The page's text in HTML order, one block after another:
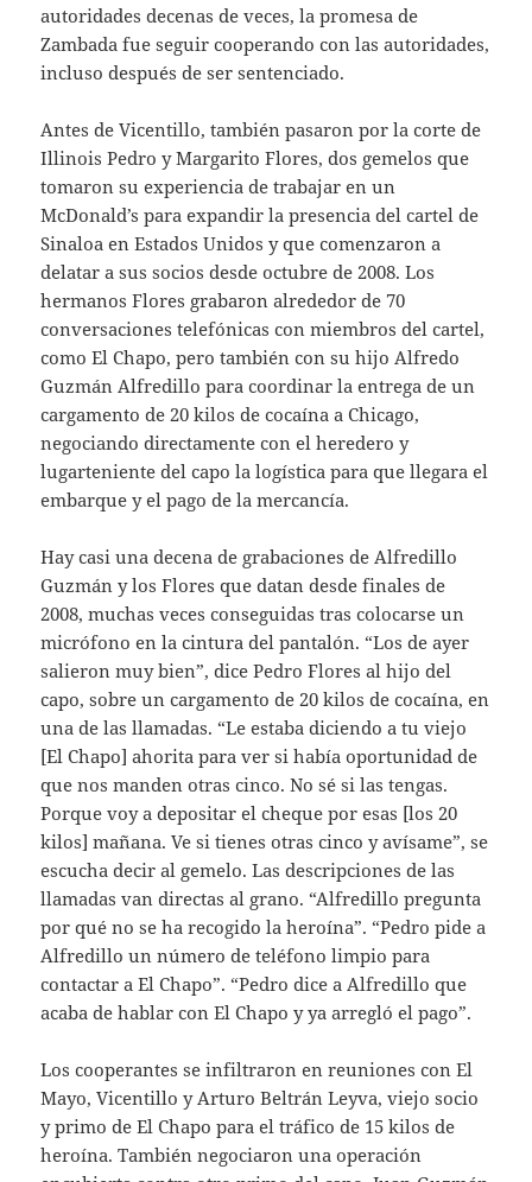
autoridades decenas de veces, la promesa de
Zambada fue seguir cooperando con las autoridades,
incluso después de ser sentenciado.
Antes de Vicentillo, también pasaron por la corte de
Illinois Pedro y Margarito Flores, dos gemelos que
tomaron su experiencia de trabajar en un
McDonald’s para expandir la presencia del cartel de
Sinaloa en Estados Unidos y que comenzaron a
delatar a sus socios desde octubre de 2008. Los
hermanos Flores grabaron alrededor de 70
conversaciones telefónicas con miembros del cartel,
como El Chapo, pero también con su hijo Alfredo
Guzmán Alfredillo para coordinar la entrega de un
cargamento de 20 kilos de cocaína a Chicago,
negociando directamente con el heredero y
lugarteniente del capo la logística para que llegara el
embarque y el pago de la mercancía.
Hay casi una decena de grabaciones de Alfredillo
Guzmán y los Flores que datan desde finales de
2008, muchas veces conseguidas tras colocarse un
micrófono en la cintura del pantalón. “Los de ayer
salieron muy bien”, dice Pedro Flores al hijo del
capo, sobre un cargamento de 20 kilos de cocaína, en
una de las llamadas. “Le estaba diciendo a tu viejo
[El Chapo] ahorita para ver si había oportunidad de
que nos manden otras cinco. No sé si las tengas.
Porque voy a depositar el cheque por esas [los 20
kilos] mañana. Ve si tienes otras cinco y avísame”, se
escucha decir al gemelo. Las descripciones de las
llamadas van directas al grano. “Alfredillo pregunta
por qué no se ha recogido la heroína”. “Pedro pide a
Alfredillo un número de teléfono limpio para
contactar a El Chapo”. “Pedro dice a Alfredillo que
acaba de hablar con El Chapo y ya arregló el pago”.
Los cooperantes se infiltraron en reuniones con El
Mayo, Vicentillo y Arturo Beltrán Leyva, viejo socio
y primo de El Chapo para el tráfico de 15 kilos de
heroína. También negociaron una operación